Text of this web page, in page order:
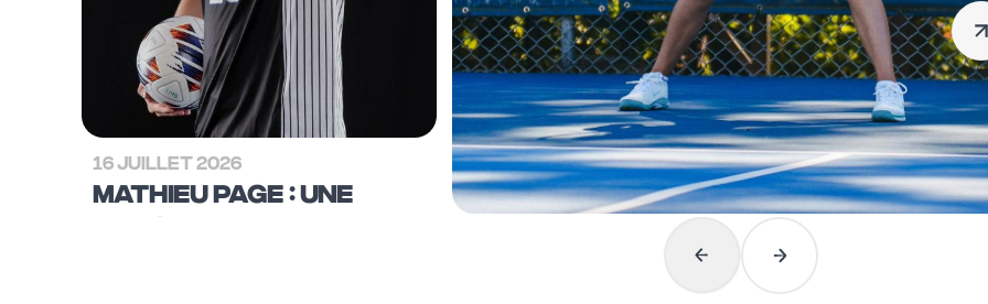
16 JUILLET 2026
MATHIEU PAGE : UNE